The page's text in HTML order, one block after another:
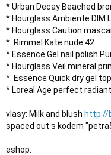
* Urban Decay Beached
* Hourglass Ambiente DIM
* Hourglass Caution
*  Rimmel Kate nude 42
* Essence Gel nail polish
* Hourglass Veil mineral
*  Essence Quick dry gel
* Loreal Age perfect
vlasy: Milk and blush http://
spaced out s kodem
eshop: